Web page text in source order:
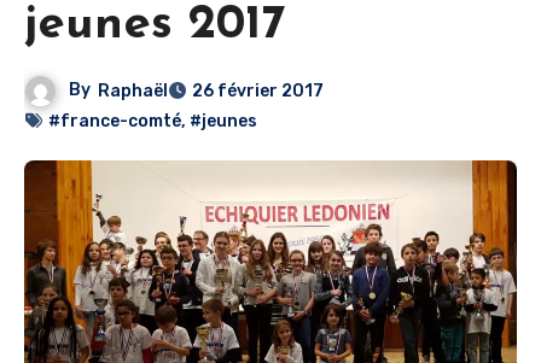
jeunes 2017
By Raphaël
26 février 2017
#france-comté, #jeunes